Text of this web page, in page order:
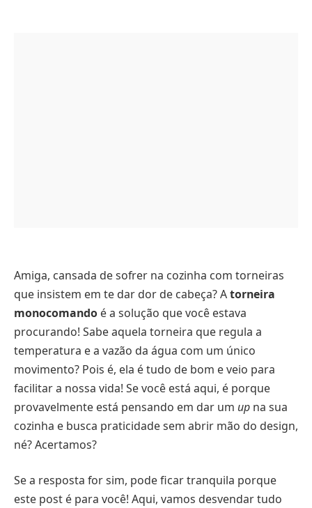
Amiga, cansada de sofrer na cozinha com torneiras
que insistem em te dar dor de cabeça? Atorneira
monocomando é a solução que você estava
procurando! Sabe aquela torneira que regula a
temperatura e a vazão da água com um único
movimento? Pois é, ela é tudo de bom e veio para
facilitar a nossa vida! Se você está aqui, é porque
provavelmente está pensando em dar um up na sua
cozinha e busca praticidade sem abrir mão do design,
né? Acertamos?
Se a resposta for sim, pode ficar tranquila porque
este post é para você! Aqui, vamos desvendar tudo